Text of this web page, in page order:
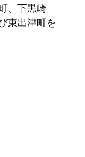
、下黒崎
東出津町を